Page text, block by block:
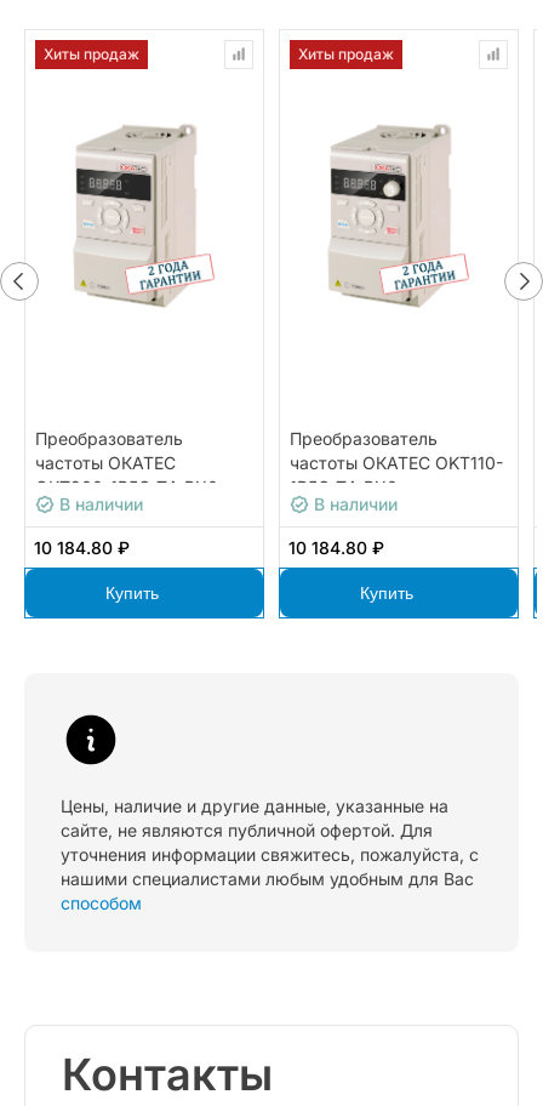
Хиты продаж
Преобразователь
частоты ОКАТЕС
OKT200-1R5G-T4-BX0
В наличии
10 184.80 ₽
Купить
Хиты продаж
Преобразователь
частоты ОКАТЕС OKT110-
1R5G-T4-BX0
В наличии
10 184.80 ₽
Купить
Цены, наличие и другие данные, указанные на
сайте, не являются публичной офертой. Для
уточнения информации свяжитесь, пожалуйста, с
нашими специалистами любым удобным для Вас
способом
Контакты